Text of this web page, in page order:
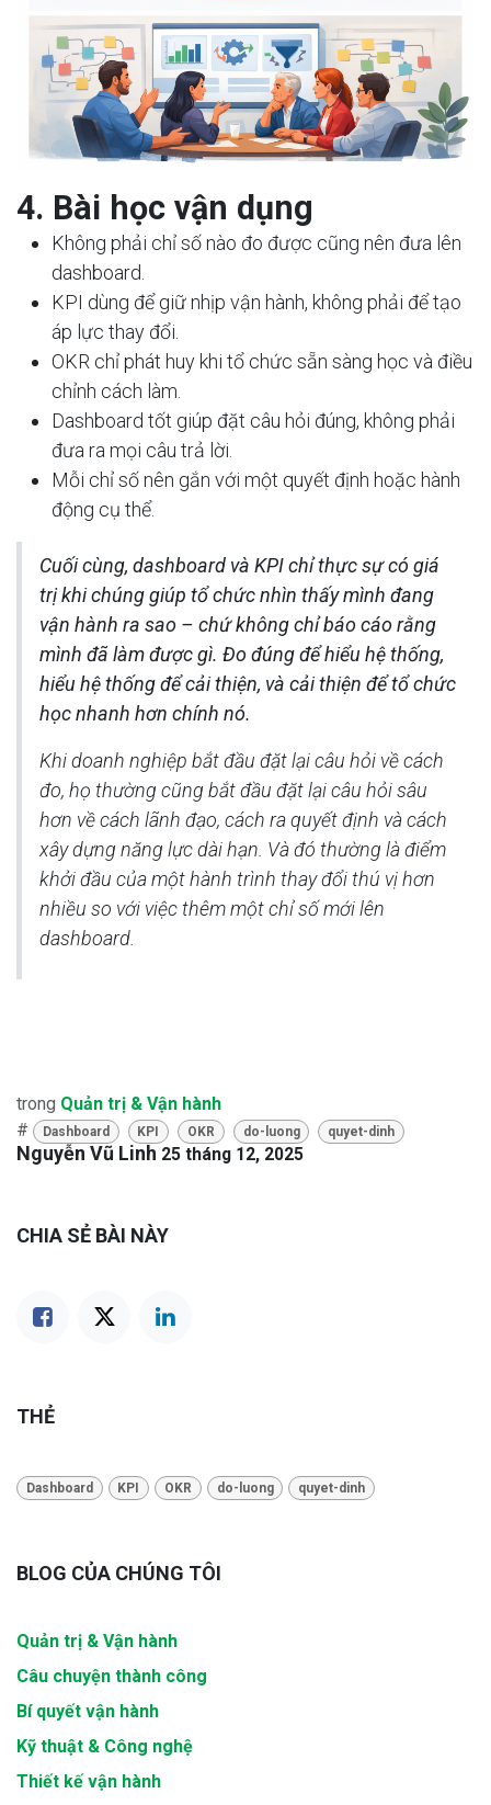
4. Bài học vận dụng
Không phải chỉ số nào đo được cũng nên đưa lên
dashboard.
KPI dùng để giữ nhịp vận hành, không phải để tạo
áp lực thay đổi.
OKR chỉ phát huy khi tổ chức sẵn sàng học và điều
chỉnh cách làm.
Dashboard tốt giúp đặt câu hỏi đúng, không phải
đưa ra mọi câu trả lời.
Mỗi chỉ số nên gắn với một quyết định hoặc hành
động cụ thể.
Cuối cùng, dashboard và KPI chỉ thực sự có giá
trị khi chúng giúp tổ chức nhìn thấy mình đang
vận hành ra sao – chứ không chỉ báo cáo rằng
mình đã làm được gì. Đo đúng để hiểu hệ thống,
hiểu hệ thống để cải thiện, và cải thiện để tổ chức
học nhanh hơn chính nó.
Khi doanh nghiệp bắt đầu đặt lại câu hỏi vềcách
đo, họ thường cũng bắt đầu đặt lại câu hỏi sâu
hơn vềcách lãnh đạo, cách ra quyết định vàcách
xây dựng năng lực dài hạn . Và đó thường là điểm
khởi đầu của một hành trình thay đổi thú vị hơn
nhiều so với việc thêm một chỉ số mới lên
dashboard.
trong Quản trị & Vận hành
#
Dashboard KPI OKR do-luong quyet-dinh
Nguyễn Vũ Linh 25 tháng 12, 2025
CHIA SẺ BÀI NÀY
THẺ
Dashboard KPI OKR do-luong quyet-dinh
BLOG CỦA CHÚNG TÔI
Quản trị & Vận hành
Câu chuyện thành công
Bí quyết vận hành
Kỹ thuật & Công nghệ
Thiết kế vận hành